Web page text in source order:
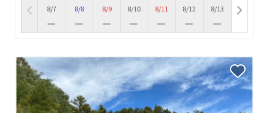
8/7
8/8
8/9
8/10
8/11
8/12
8/13